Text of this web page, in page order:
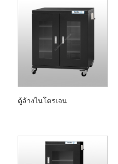
ตู้ล้างไนโตรเจน